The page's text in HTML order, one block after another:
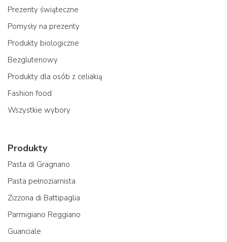
Prezenty świąteczne
Pomysły na prezenty
Produkty biologiczne
Bezglutenowy
Produkty dla osób z celiakią
Fashion food
Wszystkie wybory
Produkty
Pasta di Gragnano
Pasta pełnoziarnista
Zizzona di Battipaglia
Parmigiano Reggiano
Guanciale